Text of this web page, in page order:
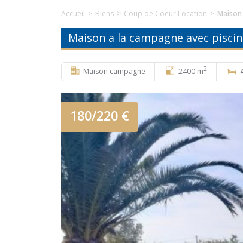
Accueil > Biens > Coup de Coeur Location >
Maison a la campagne avec
Maison campagne 2400 m2
180/220 €